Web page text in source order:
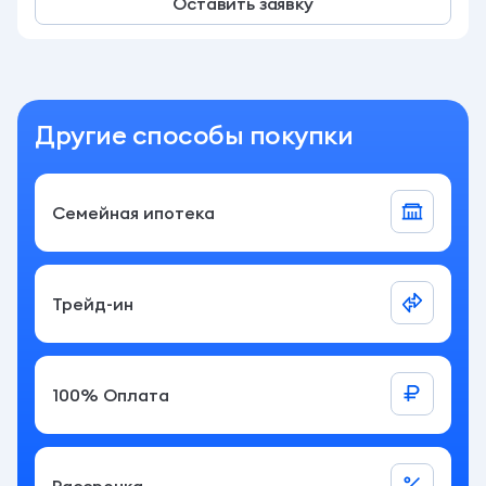
Другие способы покупки
Семейная ипотека
Трейд-ин
100% Оплата